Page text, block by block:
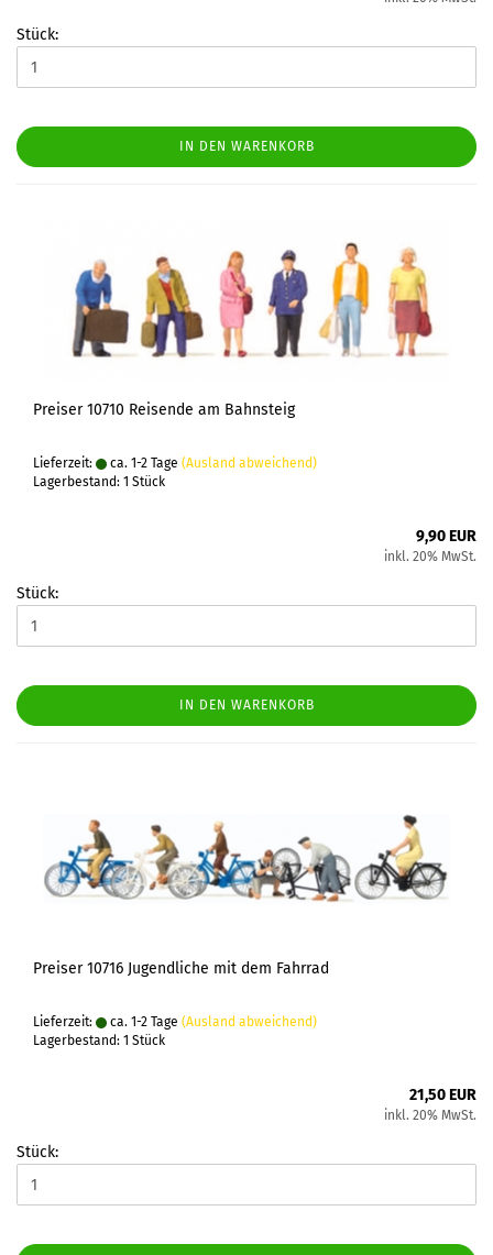
Stück:
IN DEN WARENKORB
Preiser 10710 Reisende am Bahnsteig
Lieferzeit: ca. 1-2 Tage (Ausland abweichend)
Lagerbestand: 1 Stück
9,90 EUR
inkl. 20% MwSt.
Stück:
IN DEN WARENKORB
Preiser 10716 Jugendliche mit dem Fahrrad
Lieferzeit: ca. 1-2 Tage (Ausland abweichend)
Lagerbestand: 1 Stück
21,50 EUR
inkl. 20% MwSt.
Stück: